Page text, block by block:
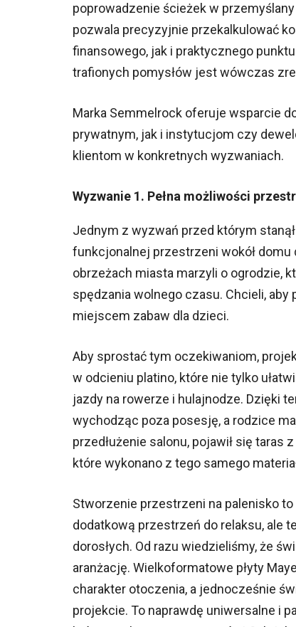
poprowadzenie ścieżek w
pozwala precyzyjnie przekalkulować
finansowego, jak i praktycznego
trafionych pomysłów jest wówczas
Marka Semmelrock oferuje wsparcie
prywatnym, jak i instytucjom czy
klientom w konkretnych wyzwaniach.
Wyzwanie 1. Pełna możliwości
Jednym z wyzwań przed którym
funkcjonalnej przestrzeni wokół domu
obrzeżach miasta marzyli o ogrodzie,
spędzania wolnego czasu. Chcieli,
miejscem zabaw dla dzieci.
Aby sprostać tym oczekiwaniom,
w odcieniu platino, które nie tylko
jazdy na rowerze i hulajnodze. Dzięki
wychodząc poza posesję, a rodzice
przedłużenie salonu, pojawił się taras
które wykonano z tego samego
Stworzenie przestrzeni na palenisko
dodatkową przestrzeń do relaksu, ale
dorosłych. Od razu wiedzieliśmy, że
aranżację. Wielkoformatowe płyty
charakter otoczenia, a jednocześnie
projekcie. To naprawdę uniwersalne i